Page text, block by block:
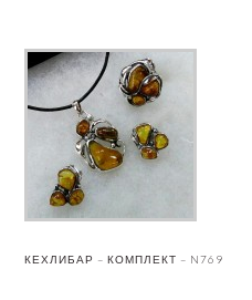
КЕХЛИБАР – КОМПЛЕКТ – N769